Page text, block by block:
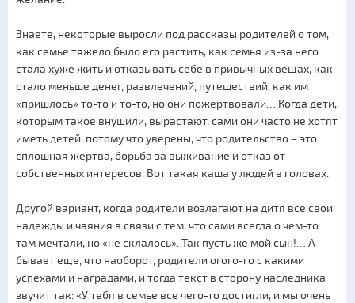
Знаете, некоторые выросли под рассказы родителей о том,
как семье тяжело было его растить, как семья из-за него
стала хуже жить и отказывать себе в привычных вещах, как
стало меньше денег, развлечений, путешествий, как им
«пришлось» то-то и то-то, но они пожертвовали… Когда дети,
которым такое внушили, вырастают, сами они часто не хотят
иметь детей, потому что уверены, что родительство – это
сплошная жертва, борьба за выживание и отказ от
собственных интересов. Вот такая каша у людей в головах.
Другой вариант, когда родители возлагают на дитя все свои
надежды и чаяния в связи с тем, что сами всегда о чем-то
там мечтали, но «не склалось». Так пусть же мой сын!… А
бывает еще, что наоборот, родители огого-го с какими
успехами и наградами, и тогда текст в сторону наследника
звучит так: «У тебя в семье все чего-то достигли, и мы очень